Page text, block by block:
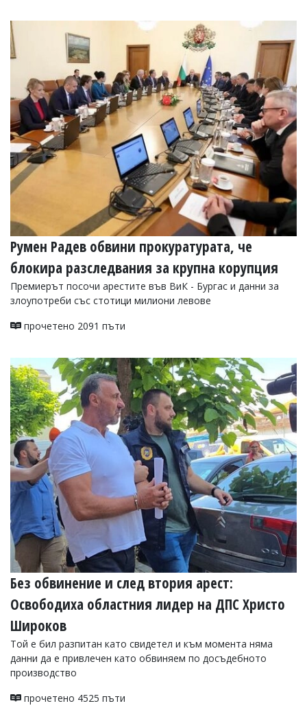
Румен Радев обвини прокуратурата, че
блокира разследвания за крупна корупция
Премиерът посочи арестите във ВиК - Бургас и данни за
злоупотреби със стотици милиони левове
прочетено 2091 пъти
Без обвинение и след втория арест:
Освободиха областния лидер на ДПС Христо
Широков
Той е бил разпитан като свидетел и към момента няма
данни да е привлечен като обвиняем по досъдебното
производство
прочетено 4525 пъти